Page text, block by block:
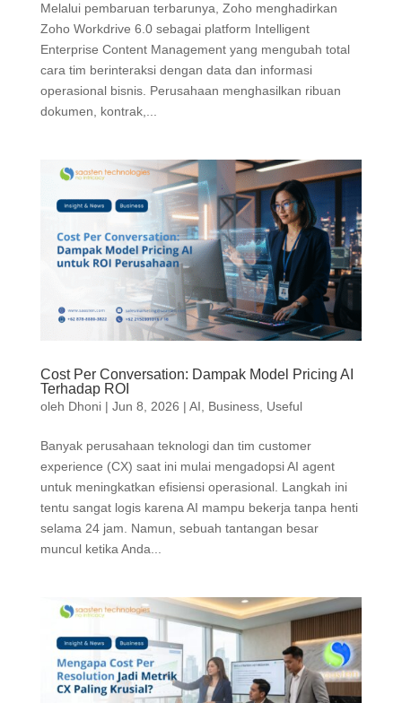
Melalui pembaruan terbarunya, Zoho menghadirkan
Zoho Workdrive 6.0 sebagai platform Intelligent
Enterprise Content Management yang mengubah total
cara tim berinteraksi dengan data dan informasi
operasional bisnis. Perusahaan menghasilkan ribuan
dokumen, kontrak,...
Cost Per Conversation: Dampak Model Pricing AI
Terhadap ROI
oleh Dhoni| Jun 8, 2026 | AI Business, Useful
Banyak perusahaan teknologi dan tim customer
experience (CX) saat ini mulai mengadopsi AI agent
untuk meningkatkan efisiensi operasional. Langkah ini
tentu sangat logis karena AI mampu bekerja tanpa henti
selama 24 jam. Namun, sebuah tantangan besar
muncul ketika Anda...